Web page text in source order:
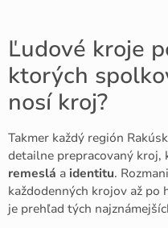
Ľudové kroje
ktorých
nosí kroj?
Takmer každý región
detailne prepracovaný kroj,
remeslá a identitu.
každodenných krojov až po
je prehľad tých